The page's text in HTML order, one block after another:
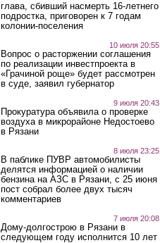
глава, сбивший насмерть 16-летнего
подростка, приговорен к 7 годам
колонии-поселения
10 июля 20:55
Вопрос о расторжении соглашения
по реализации инвестпроекта в
«Грачиной роще» будет рассмотрен
в суде, заявил губернатор
9 июля 20:43
Прокуратура объявила о проверке
воздуха в микрорайоне Недостоево
в Рязани
8 июля 23:25
В паблике ПУВР автомобилисты
делятся информацией о наличии
бензина на АЗС в Рязани, с 25 июня
пост собрал более двух тысяч
комментариев
7 июля 20:08
Дому-долгострою в Рязани в
следующем году исполнится 10 лет